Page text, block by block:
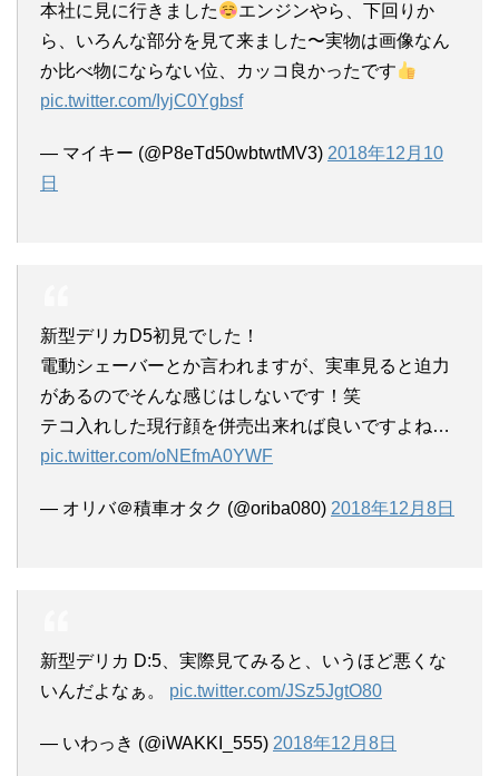
本社に見に行きました
エンジンやら、下回りか
ら、いろんな部分を見て来ました〜実物は画像なん
か比べ物にならない位、カッコ良かったです
pic.twitter.com/IyjC0Ygbsf
— マイキー (@P8eTd50wbtwtMV3) 2018年12月10
日
新型デリカD5初見でした！
電動シェーバーとか言われますが、実車見ると迫力
があるのでそんな感じはしないです！笑
テコ入れした現行顔を併売出来れば良いですよね…
pic.twitter.com/oNEfmA0YWF
— オリバ＠積車オタク (@oriba080) 2018年12月8日
新型デリカ D:5、実際見てみると、いうほど悪くな
いんだよなぁ。 pic.twitter.com/JSz5JgtO80
— いわっき (@iWAKKI_555) 2018年12月8日